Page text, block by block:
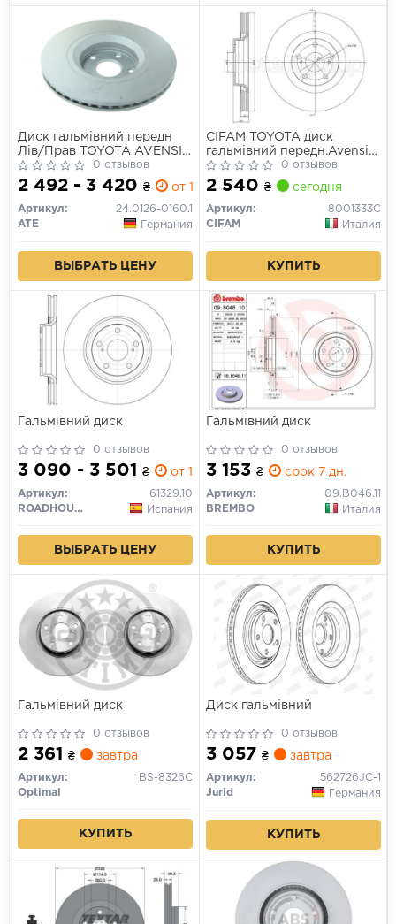
Диск гальмівний передн
Лів/Прав TOYOTA AVENSIS,
VERSO 2.0D/2.2D 11.08-10.18
0 отзывов
2 492 - 3 420 ₴ от 1 дн.
Артикул:
24.0126-0160.1
ATE
Германия
ВЫБРАТЬ ЦЕНУ
CIFAM TOYOTA диск
гальмівний передн.Avensis
2.0D-4D/2.2D-4D 08-
0 отзывов
2 540 ₴ сегодня
Артикул:
8001333C
CIFAM
Италия
КУПИТЬ
Гальмівний диск
0 отзывов
3 090 - 3 501 ₴ от 1 дн.
Артикул:
61329.10
ROADHOUSE
Испания
ВЫБРАТЬ ЦЕНУ
Гальмівний диск
0 отзывов
3 153 ₴ срок 7 дн.
Артикул:
09.B046.11
BREMBO
Италия
КУПИТЬ
Гальмівний диск
0 отзывов
2 361 ₴ завтра
Артикул:
BS-8326C
Optimal
КУПИТЬ
Диск гальмівний
0 отзывов
3 057 ₴ завтра
Артикул:
562726JC-1
Jurid
Германия
КУПИТЬ